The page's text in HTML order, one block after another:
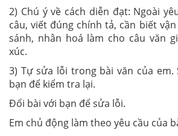
2) Chú ý về cách diễn đạt: Ngoài
câu, viết đúng chính tả, cần biết
sánh, nhân hoá làm cho câu văn
xúc.
3) Tự sửa lỗi trong bài văn của em.
bạn để kiểm tra lại.
Đổi bài với bạn để sửa lỗi.
Em chủ động làm theo yêu cầu của